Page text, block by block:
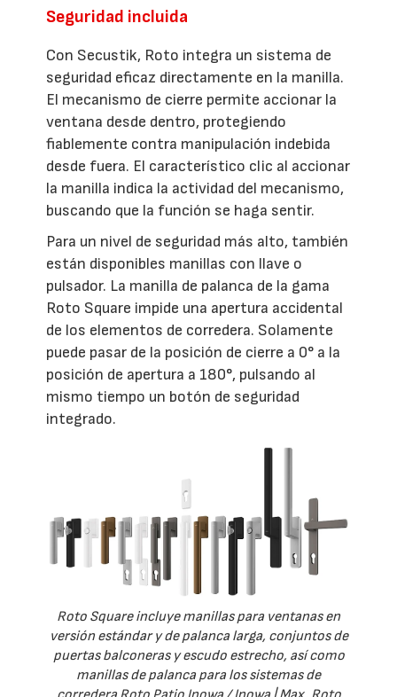
Seguridad incluida
Con Secustik, Roto integra un sistema de
seguridad eficaz directamente en la manilla.
El mecanismo de cierre permite accionar la
ventana desde dentro, protegiendo
fiablemente contra manipulación indebida
desde fuera. El característico clic al accionar
la manilla indica la actividad del mecanismo,
buscando que la función se haga sentir.
Para un nivel de seguridad más alto, también
están disponibles manillas con llave o
pulsador. La manilla de palanca de la gama
Roto Square impide una apertura accidental
de los elementos de corredera. Solamente
puede pasar de la posición de cierre a 0° a la
posición de apertura a 180°, pulsando al
mismo tiempo un botón de seguridad
integrado.
Roto Square incluye manillas para ventanas en
versión estándar y de palanca larga, conjuntos de
puertas balconeras y escudo estrecho, así como
manillas de palanca para los sistemas de